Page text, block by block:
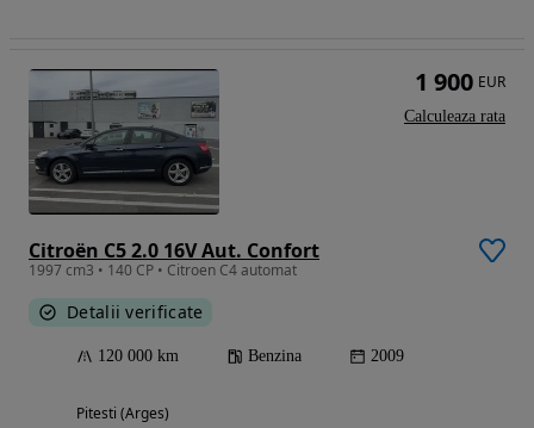
Citroën C5 2.0 16V Aut. Confort
1997 cm3 • 140 CP • Citroen C4 automat
Detalii verificate
120 000 km Benzina 2009
Pitesti (Arges)
1 900 EUR
Calculeaza rata